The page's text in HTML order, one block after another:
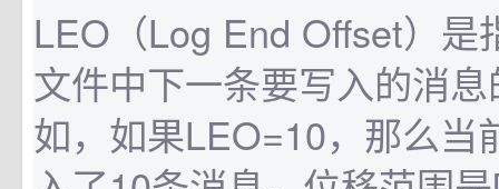
LEO（Log End Offset）是
文件中下一条要写入的消
如，如果LEO=10，那么当